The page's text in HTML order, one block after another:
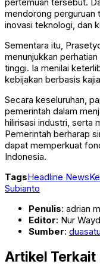
mendorong perguruan
inovasi teknologi, dan
Sementara itu,
menunjukkan
tinggi. Ia menilai
kebijakan berbasis
Secara keseluruhan,
pemerintah dalam
hilirisasi industri, serta
Pemerintah berharap
dapat memperkuat
Indonesia.
TagsHeadline News
Subianto
Penulis: adrian
Editor: Nur
Sumber:
Artikel Terkait